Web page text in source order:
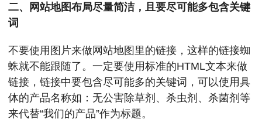
二、网站地图布局尽量简洁，且要尽可能多包含关键
词
不要使用图片来做网站地图里的链接，这样的链接蜘
蛛就不能跟随了。一定要使用标准的HTML文本来做
链接，链接中要包含尽可能多的关键词，可以使用具
体的产品名称如：无公害除草剂、杀虫剂、杀菌剂等
来代替“我们的产品”作为标题。